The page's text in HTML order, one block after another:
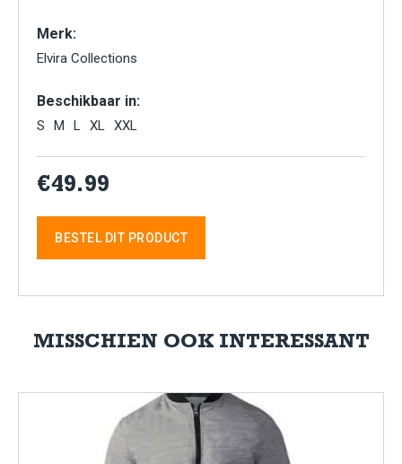
Merk:
Elvira Collections
Beschikbaar in:
S M L XL XXL
€49.99
BESTEL DIT PRODUCT
MISSCHIEN OOK INTERESSANT